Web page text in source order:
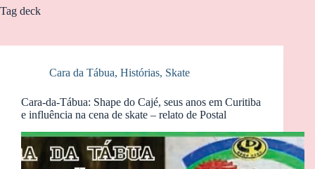
Tag deck
Cara da Tábua, Histórias, Skate
Cara-da-Tábua: Shape do Cajé, seus anos em Curitiba
e influência na cena de skate – relato de Postal